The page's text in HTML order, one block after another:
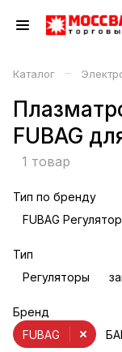
Каталог –
FUBAG
1 товар
Тип по бренду
FUBAG
Тип
Регуляторы
Бренд
FUBAG